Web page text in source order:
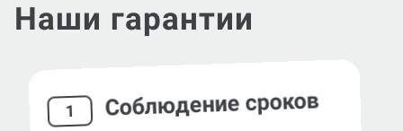
Наши гарантии
1 Соблюдение сроков